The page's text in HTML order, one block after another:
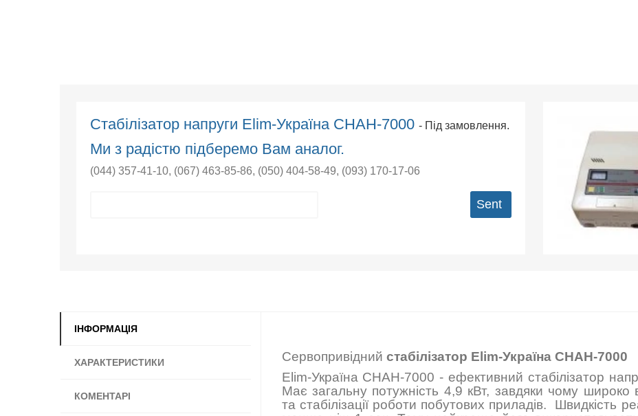
Cтабілізатор напруги Elim-Україна СНАН-7000- Під замовлення.
Ми з радістю підберемо Вам аналог.
(044) 357-41-10, (067) 463-85-86, (050) 404-58-49, (093) 170-17-06
Sent
ІНФОРМАЦІЯ
ХАРАКТЕРИСТИКИ
КОМЕНТАРІ
Сервопривідний стабілізатор Elim-Україна СНАН-7000
Elim-Україна СНАН-7000 - ефективний стабілізатор
Має загальну потужність 4,9 кВт, завдяки чому широко
та стабілізації роботи побутових приладів. Швидкість